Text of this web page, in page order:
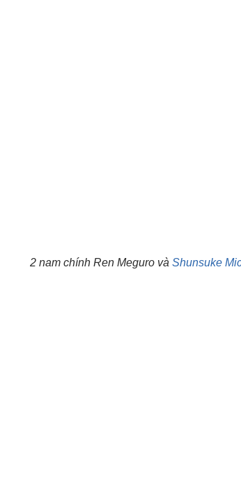
2 nam chính Ren Meguro và Shunsuke